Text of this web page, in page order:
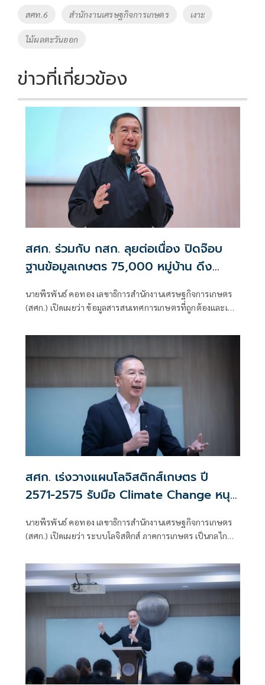
o
k k
สศท.6 สำนักงานเศรษฐกิจการเกษตร เงาะ
ไม้ผลตะวันออก
ข่าวที่เกี่ยวข้อง
สศก. ร่วมกับ กสก. ลุยต่อเนื่อง ปิดจ๊อบ
ฐานข้อมูลเกษตร 75,000 หมู่บ้าน ดึง
ผ่าน Frame-asa ปี 2569
นายพีรพันธ์ คอทอง เลขาธิการสำนักงานเศรษฐกิจการเกษตร
(สศก.) เปิดเผยว่า ข้อมูลสารสนเทศการเกษตรที่ถูกต้องและเป็น
สศก. เร่งวางแผนโลจิสติกส์เกษตร ปี
2571-2575 รับมือ Climate Change หนุน
นายพีรพันธ์ คอทอง เลขาธิการสำนักงานเศรษฐกิจการเกษตร
(สศก.) เปิดเผยว่า ระบบโลจิสติกส์ ภาคการเกษตร เป็นกลไก
รวบรวม ขนส่ง แปรรูป กระจายสินค้า ไปจนถึงการส่งออก หาก
มีประสิทธิภาพจะช่วยลดต้นทุน รักษาคุณภาพผลผลิต เพิ่ม
โอกาสทางการตลาด และเสริมขีดความสามารถในการแข่งขัน